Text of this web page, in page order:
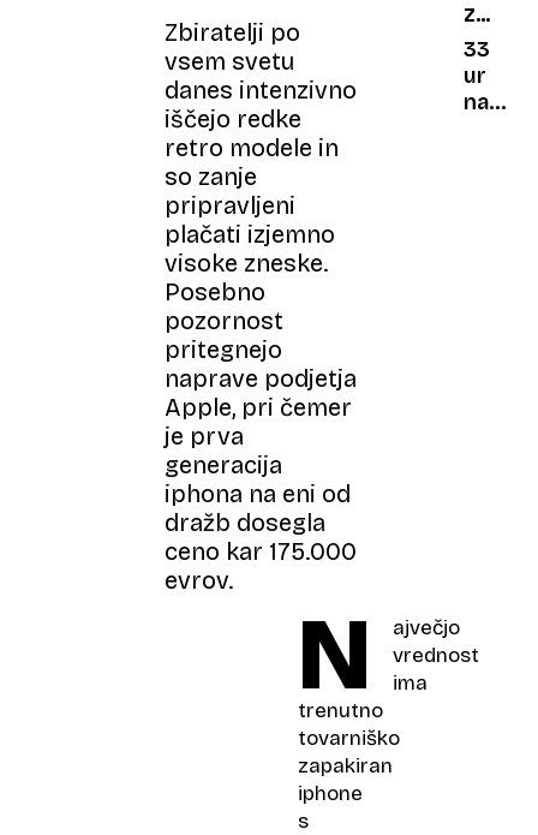
Zbiratelji po
vsem svetu
danes intenzivno
iščejo redke
retro modele in
so zanje
pripravljeni
plačati izjemno
visoke zneske.
Posebno
pozornost
pritegnejo
naprave podjetja
Apple, pri čemer
je prva
generacija
iphona na eni od
dražb dosegla
ceno kar 175.000
evrov.
N
ajvečjo
vrednost
ima
trenutno
tovarniško
zapakiran
iphone
s
stroka
na
SE
JE
33
ur
nad